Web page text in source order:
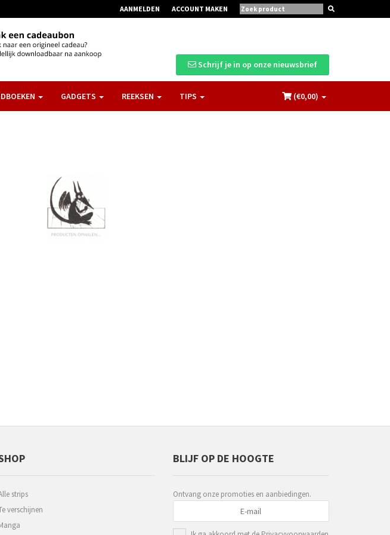
AANMELDEN ACCOUNT MAKEN
Schrijf je in op onze nieuwsbrief
GADGETS REEKSEN TIPS (€0,00)
strips
verschijnen
BLIJF OP DE HOOGTE
Ontvang onze promoties en aanbiedingen.